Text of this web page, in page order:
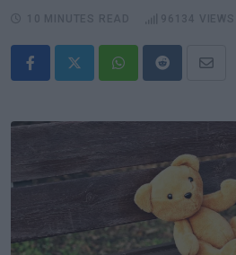
WhatsappRedditShare